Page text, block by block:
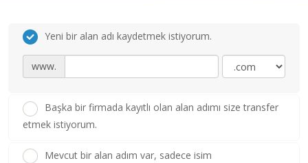
Yeni bir alan adı kaydetmek istiyorum.
www.
Başka bir firmada kayıtlı olan alan adımı size transfer
etmek istiyorum.
Mevcut bir alan adım var, sadece isim